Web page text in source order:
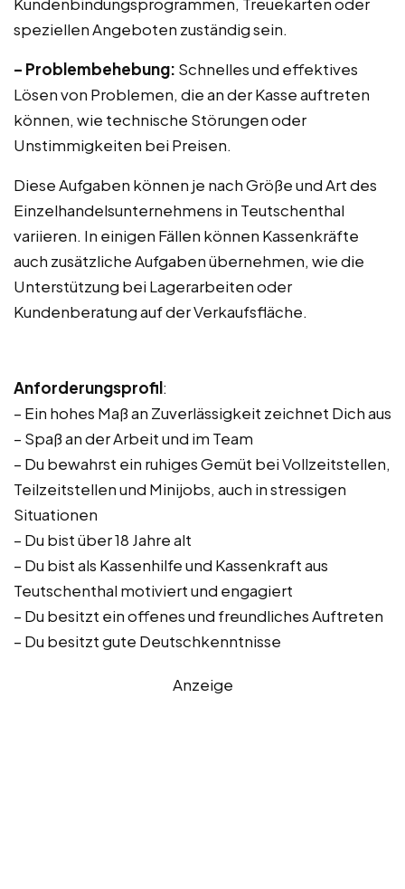
speziellen Angeboten zuständig sein.
– Problembehebung: Schnelles und effektives
Lösen von Problemen, die an der Kasse auftreten
können, wie technische Störungen oder
Unstimmigkeiten bei Preisen.
Diese Aufgaben können je nach Größe und Art des
Einzelhandelsunternehmens in Teutschenthal
variieren. In einigen Fällen können Kassenkräfte
auch zusätzliche Aufgaben übernehmen, wie die
Unterstützung bei Lagerarbeiten oder
Kundenberatung auf der Verkaufsfläche.
Anforderungsprofil:
– Ein hohes Maß an Zuverlässigkeit zeichnet Dich aus
– Spaß an der Arbeit und im Team
– Du bewahrst ein ruhiges Gemüt bei Vollzeitstellen,
Teilzeitstellen und Minijobs, auch in stressigen
Situationen
– Du bist über 18 Jahre alt
– Du bist als Kassenhilfe und Kassenkraft aus
Teutschenthal motiviert und engagiert
– Du besitzt ein offenes und freundliches Auftreten
– Du besitzt gute Deutschkenntnisse
Anzeige